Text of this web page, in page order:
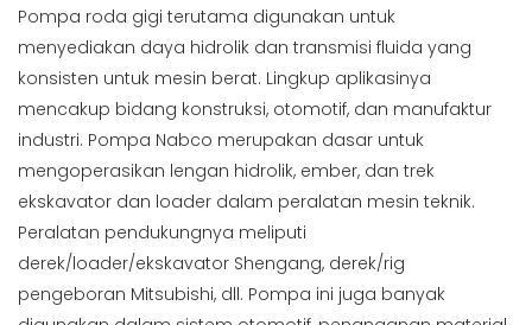
Pompa roda gigi terutama digunakan untuk
menyediakan daya hidrolik dan transmisi fluida yang
konsisten untuk mesin berat. Lingkup aplikasinya
mencakup bidang konstruksi, otomotif, dan manufaktur
industri. Pompa Nabco merupakan dasar untuk
mengoperasikan lengan hidrolik, ember, dan trek
ekskavator dan loader dalam peralatan mesin teknik.
Peralatan pendukungnya meliputi
derek/loader/ekskavator Shengang, derek/rig
pengeboran Mitsubishi, dll. Pompa ini juga banyak